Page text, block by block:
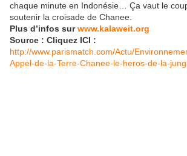
chaque minute en Indonésie… Ça vaut le
soutenir la croisade de Chanee.
Plus d’infos surwww.kalaweit.org
Source : Cliquez ICI :
http://www.parismatch.com/Actu/
Appel-de-la-Terre-Chanee-le-heros-de-la-